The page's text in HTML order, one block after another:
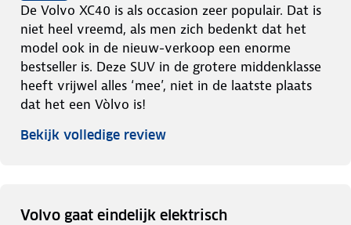
De Volvo XC40 is als occasion zeer populair. Dat is
niet heel vreemd, als men zich bedenkt dat het
model ook in de nieuw-verkoop een enorme
bestseller is. Deze SUV in de grotere middenklasse
heeft vrijwel alles ‘mee’, niet in de laatste plaats
dat het een Vòlvo is!
Bekijk volledige review
Volvo gaat eindelijk elektrisch